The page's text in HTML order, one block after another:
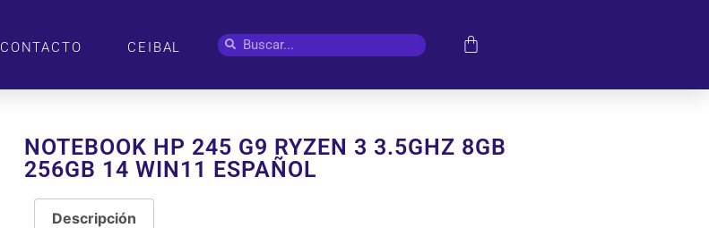
CONTACTO CEIBAL
NOTEBOOK HP 245 G9 RYZEN 3 3.5GHZ 8GB
256GB 14 WIN11 ESPAÑOL
Descripción